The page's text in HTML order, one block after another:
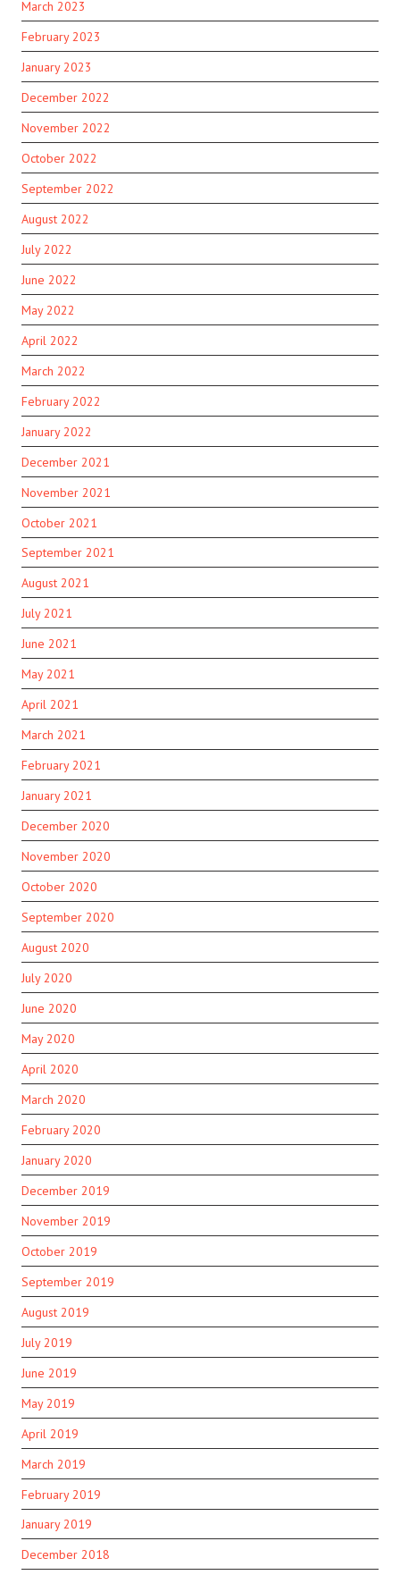
March 2023
February 2023
January 2023
December 2022
November 2022
October 2022
September 2022
August 2022
July 2022
June 2022
May 2022
April 2022
March 2022
February 2022
January 2022
December 2021
November 2021
October 2021
September 2021
August 2021
July 2021
June 2021
May 2021
April 2021
March 2021
February 2021
January 2021
December 2020
November 2020
October 2020
September 2020
August 2020
July 2020
June 2020
May 2020
April 2020
March 2020
February 2020
January 2020
December 2019
November 2019
October 2019
September 2019
August 2019
July 2019
June 2019
May 2019
April 2019
March 2019
February 2019
January 2019
December 2018